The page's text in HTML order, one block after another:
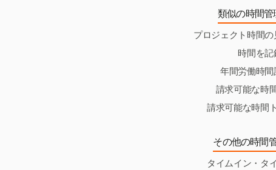
類似の時間管
プロジェクト時間
時間を記
年間労働時間
請求可能な時
請求可能な時間
その他の時間
タイムイン・タ